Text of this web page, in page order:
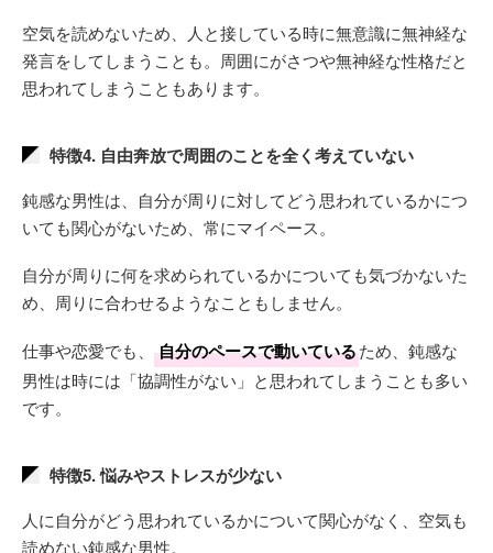
空気を読めないため、人と接している時に無意識に無神経な
発言をしてしまうことも。周囲にがさつや無神経な性格だと
思われてしまうこともあります。
特徴4. 自由奔放で周囲のことを全く考えていない
鈍感な男性は、自分が周りに対してどう思われているかにつ
いても関心がないため、常にマイペース。
自分が周りに何を求められているかについても気づかないた
め、周りに合わせるようなこともしません。
仕事や恋愛でも、 自分のペースで動いているため、鈍感な
男性は時には「協調性がない」と思われてしまうことも多い
です。
特徴5. 悩みやストレスが少ない
人に自分がどう思われているかについて関心がなく、空気も
読めない鈍感な男性。